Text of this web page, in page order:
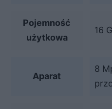
Pojemność
użytkowa
16
Aparat
8